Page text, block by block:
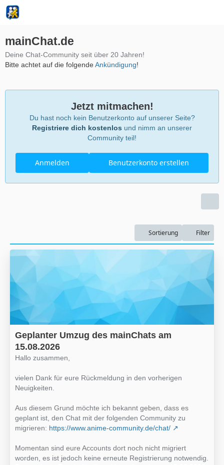
mainChat.de
Deine Chat-Community seit über 20 Jahren!
Bitte achtet auf die folgendeAnkündigung!
Jetzt mitmachen!
Du hast noch kein Benutzerkonto auf unserer Seite?
Registriere dich kostenlos und nimm an unserer
Community teil!
Benutzerkonto erstellen
Anmelden
Sortierung Filter
Geplanter Umzug des mainChats am
15.08.2026
Hallo zusammen,
vielen Dank für eure Rückmeldung in den vorherigen
Neuigkeiten.
Aus diesem Grund möchte ich bekannt geben, dass es
geplant ist, den Chat mit der folgenden Community zu
migrieren: https://www.anime-community.de/chat/
Momentan sind eure Accounts dort noch nicht migriert
worden, es ist jedoch keine erneute Registrierung notwendig.